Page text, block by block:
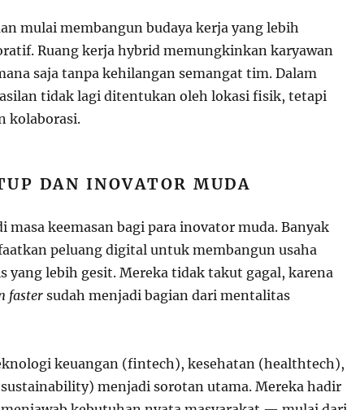
mulai membangun budaya kerja yang lebih
Ruang kerja hybrid memungkinkan karyawan
saja tanpa kehilangan semangat tim. Dalam
tidak lagi ditentukan oleh lokasi fisik, tetapi
kolaborasi.
DAN INOVATOR MUDA
masa keemasan bagi para inovator muda. Banyak
peluang digital untuk membangun usaha
yang lebih gesit. Mereka tidak takut gagal, karena
fastersudah menjadi bagian dari mentalitas
keuangan (fintech), kesehatan (healthtech),
menjadi sorotan utama. Mereka hadir